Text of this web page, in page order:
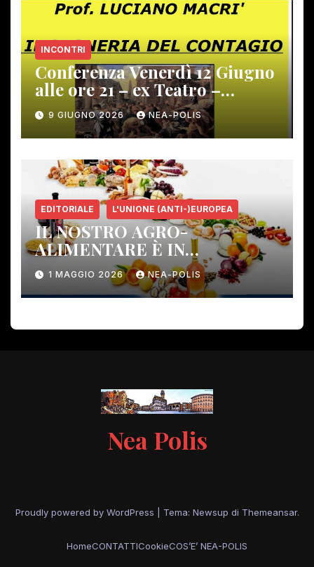
INCONTRI
Conferenza Venerdì 12 Giugno
alle ore 21 – ex Teatro –
Gambassi Terme –
9 GIUGNO 2026 NEA-POLIS
EDITORIALE L'UNIONE (ANTI-)EUROPEA
IL NOSTRO AGRO-
ALIMENTARE È IN
PERICOLO!
1 MAGGIO 2026 NEA-POLIS
Nea Polis
Proudly powered by WordPress Tema: Newsup di Themeansar.
HomeCONTATTICookieCOS’E’ NEA-POLIS